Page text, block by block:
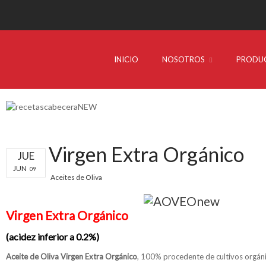
INICIO NOSOTROS
JUE
JUN 09
Virgen Extra Orgánico
Aceites de Oliva
Virgen Extra Orgánico
(acidez inferior a 0.2%)
Aceite de Oliva Virgen Extra Orgánico, 100% procedente de cultivos